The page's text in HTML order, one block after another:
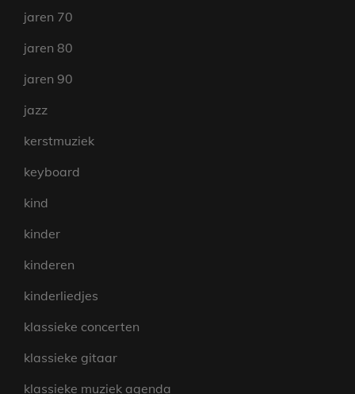
jaren 70
jaren 80
jaren 90
jazz
kerstmuziek
keyboard
kind
kinder
kinderen
kinderliedjes
klassieke concerten
klassieke gitaar
klassieke muziek agenda